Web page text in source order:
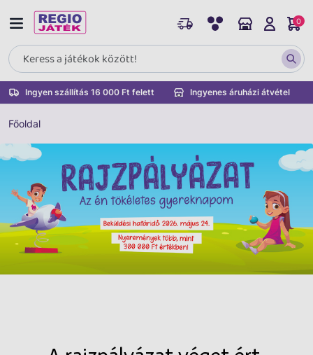
Ingyen szállítás 16 000 Ft felett Ingyenes áruházi átvétel
0
Főoldal